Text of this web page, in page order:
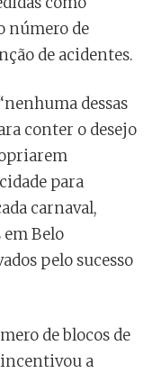
número de
de acidentes.
dessas
conter o desejo
para
carnaval,
Belo
pelo sucesso
de blocos de
incentivou a